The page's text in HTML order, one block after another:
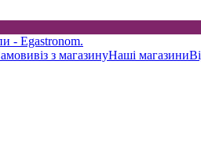
з магазинуНаші магазини